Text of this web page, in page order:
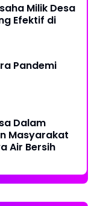
Milik Desa
Efektif di
Pandemi
Dalam
Masyarakat
Air Bersih